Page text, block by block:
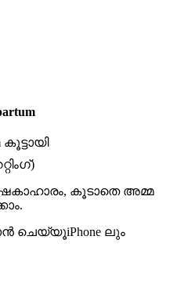
കൂട്ടായി
കൂടാതെ അമ്മ
ചെയ്യൂiPhone ലും